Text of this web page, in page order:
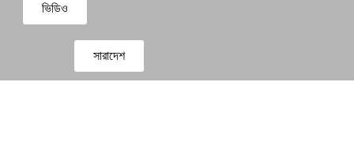
ভিডিও
সারাদেশ